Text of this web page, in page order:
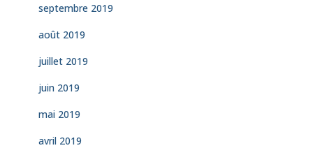
septembre 2019
août 2019
juillet 2019
juin 2019
mai 2019
avril 2019